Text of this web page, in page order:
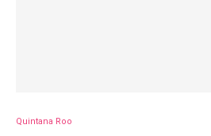
Quintana Roo